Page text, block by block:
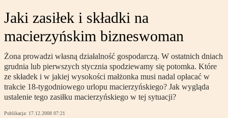
Jaki zasiłek i składki na
macierzyńskim bizneswoman
Żona prowadzi własną działalność gospodarczą. W ostatnich dniach
grudnia lub pierwszych stycznia spodziewamy się potomka. Które
ze składek i w jakiej wysokości małżonka musi nadal opłacać w
trakcie 18-tygodniowego urlopu macierzyńskiego? Jak wygląda
ustalenie tego zasiłku macierzyńskiego w tej sytuacji?
Publikacja: 17.12.2008 07:21